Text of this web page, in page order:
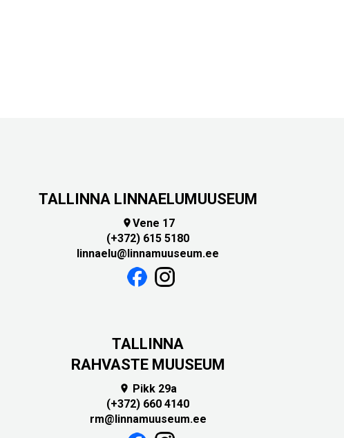
TALLINNA LINNAELUMUUSEUM
Vene 17
(+372) 615 5180
linnaelu@linnamuuseum.ee
TALLINNA
RAHVASTE MUUSEUM
 Pikk 29a
(+372) 660 4140
rm@linnamuuseum.ee